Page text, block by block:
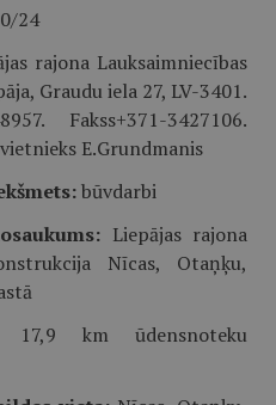
24
rajona Lauksaimniecības
Graudu iela 27, LV-3401.
Fakss+371-3427106.
E.Grundmanis
būvdarbi
Liepājas rajona
Nīcas, Otaņķu,
17,9 km ūdensnoteku